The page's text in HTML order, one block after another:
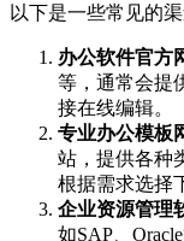
以下是一些常见的渠
办公软件官方
等，通常会提
接在线编辑。
专业办公模板
站，提供各种
根据需求选择
企业资源管理
如SAP、